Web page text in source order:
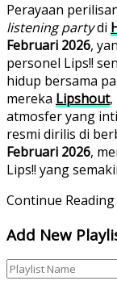
Perayaan
listening partydi
Februari 2026,
personel Lips!!
hidup bersama
mereka Lipshout,
atmosfer yang
resmi dirilis di
Februari 2026,
Lips!! yang
Continue Reading
Add New